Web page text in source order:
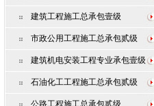
建筑工程施工总承包壹级
市政公用工程施工总承包贰级
建筑机电安装工程专业承包壹级
石油化工工程施工总承包贰级
公路工程施工总承包贰级